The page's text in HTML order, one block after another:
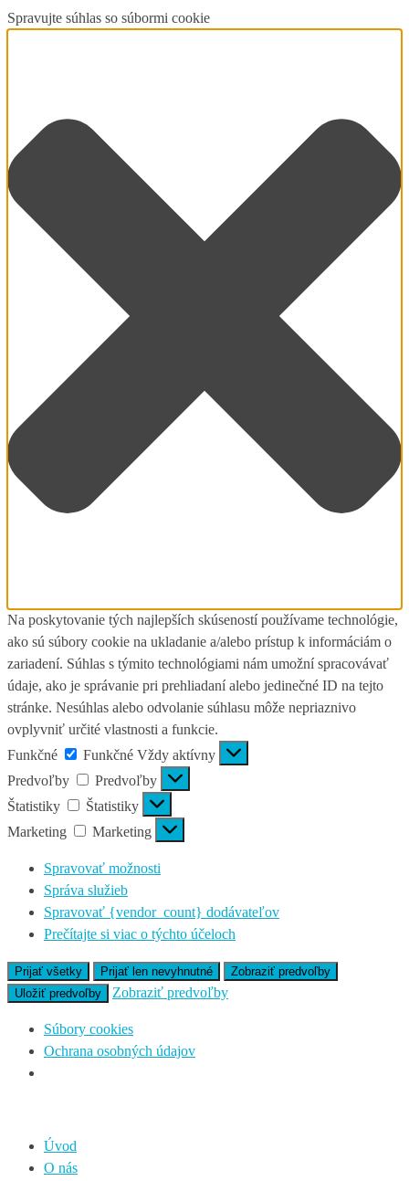
Spravujte súhlas so súbormi cookie
Na poskytovanie tých najlepších skúseností používame technológie,
ako sú súbory cookie na ukladanie a/alebo prístup k informáciám o
zariadení. Súhlas s týmito technológiami nám umožní spracovávať
údaje, ako je správanie pri prehliadaní alebo jedinečné ID na tejto
stránke. Nesúhlas alebo odvolanie súhlasu môže nepriaznivo
ovplyvniť určité vlastnosti a funkcie.
Funkčné
Funkčné Vždy aktívny
Predvoľby
Predvoľby
Štatistiky
Štatistiky
Marketing
Marketing
Spravovať možnosti
Správa služieb
Spravovať {vendor_count} dodávateľov
Prečítajte si viac o týchto účeloch
Prijať všetky Prijať len nevyhnutné
Zobraziť predvoľby
Uložiť predvoľby
Zobraziť predvoľby
Súbory cookies
Ochrana osobných údajov
Úvod
O nás